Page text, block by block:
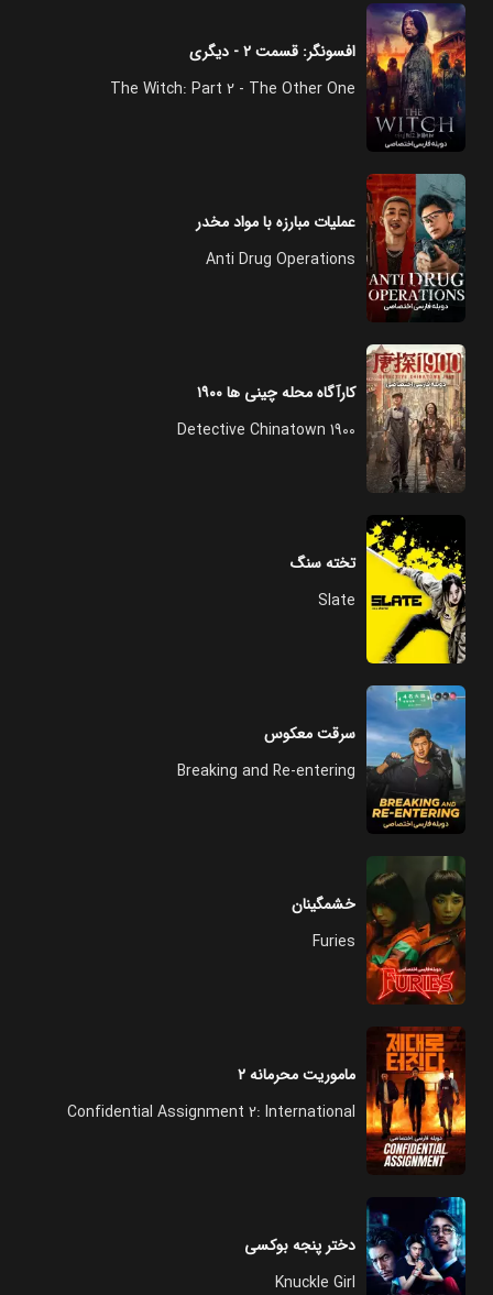
افسونگر: قسمت ۲ - دیگری
The Witch: Part 2 - The Other One
عملیات مبارزه با مواد مخدر
Anti Drug Operations
کارآگاه محله چینی ها ۱۹۰۰
Detective Chinatown 1900
تخته سنگ
Slate
سرقت معکوس
Breaking and Re-entering
خشمگینان
Furies
ماموریت محرمانه ۲
Confidential Assignment 2: International
دختر پنجه بوکسی
Knuckle Girl